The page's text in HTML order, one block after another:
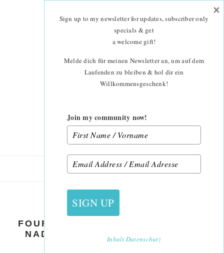
FOUR-PATCH-FUN-QUILT-ALONG-
NADRA-RIDGEWAY-ELLIS-AND-
HIGGS-13-2
Sign up to my newsletter for updates, subscriber only
specials & get
a welcome gift!
Melde dich für meinen Newsletter an, um auf dem
Laufenden zu bleiben & hol dir ein
Willkommensgeschenk!
Join my community now!
SIGN UP
Inhalt Datenschutz
×